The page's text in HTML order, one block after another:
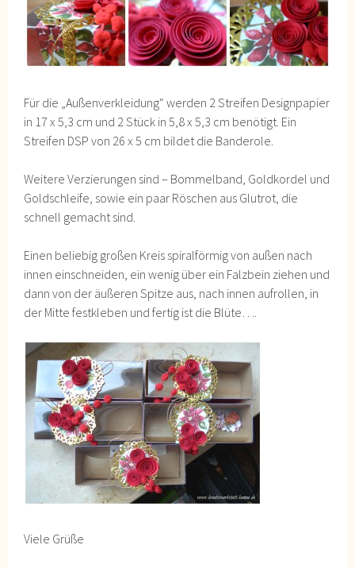
Für die „Außenverkleidung“ werden 2 Streifen Designpapier
in 17 x 5,3 cm und 2 Stück in 5,8 x 5,3 cm benötigt. Ein
Streifen DSP von 26 x 5 cm bildet die Banderole.
Weitere Verzierungen sind – Bommelband, Goldkordel und
Goldschleife, sowie ein paar Röschen aus Glutrot, die
schnell gemacht sind.
Einen beliebig großen Kreis spiralförmig von außen nach
innen einschneiden, ein wenig über ein Falzbein ziehen und
dann von der äußeren Spitze aus, nach innen aufrollen, in
der Mitte festkleben und fertig ist die Blüte….
Viele Grüße